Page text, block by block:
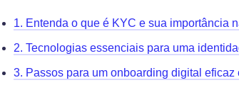
1. Entenda o que é KYC e sua importância
2. Tecnologias essenciais para uma
3. Passos para um onboarding digital